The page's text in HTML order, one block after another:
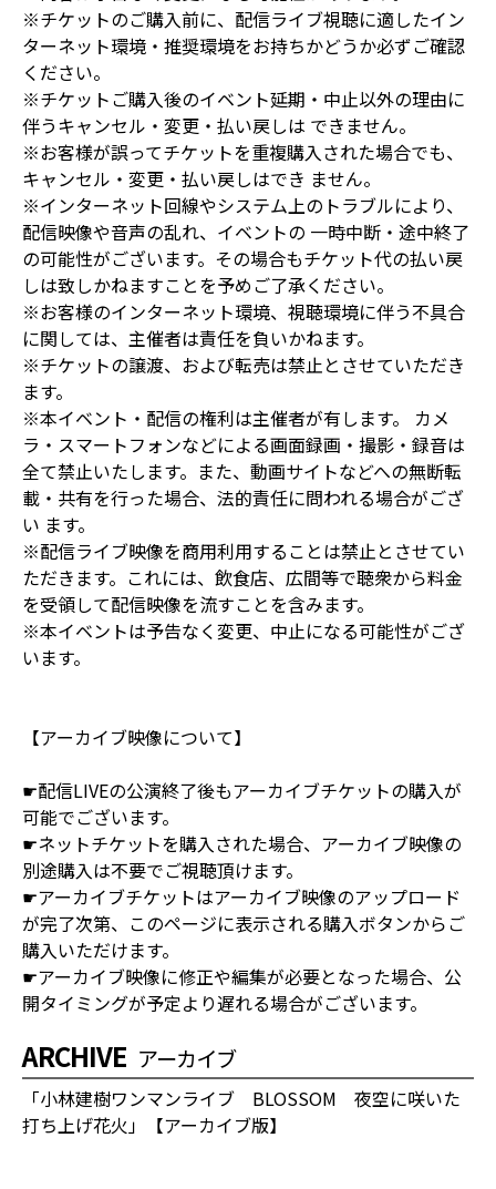
※チケットのご購入前に、配信ライブ視聴に適したイン
ターネット環境・推奨環境をお持ちかどうか必ずご確認
ください。
※チケットご購入後のイベント延期・中止以外の理由に
伴うキャンセル・変更・払い戻しは できません。
※お客様が誤ってチケットを重複購入された場合でも、
キャンセル・変更・払い戻しはでき ません。
※インターネット回線やシステム上のトラブルにより、
配信映像や音声の乱れ、イベントの 一時中断・途中終了
の可能性がございます。その場合もチケット代の払い戻
しは致しかねますことを予めご了承ください。
※お客様のインターネット環境、視聴環境に伴う不具合
に関しては、主催者は責任を負いかねます。
※チケットの譲渡、および転売は禁止とさせていただき
ます。
※本イベント・配信の権利は主催者が有します。 カメ
ラ・スマートフォンなどによる画面録画・撮影・録音は
全て禁止いたします。また、動画サイトなどへの無断転
載・共有を行った場合、法的責任に問われる場合がござ
い ます。
※配信ライブ映像を商用利用することは禁止とさせてい
ただきます。これには、飲食店、広間等で聴衆から料金
を受領して配信映像を流すことを含みます。
※本イベントは予告なく変更、中止になる可能性がござ
います。
【アーカイブ映像について】
☛配信LIVEの公演終了後もアーカイブチケットの購入が
可能でございます。
☛ネットチケットを購入された場合、アーカイブ映像の
別途購入は不要でご視聴頂けます。
☛アーカイブチケットはアーカイブ映像のアップロード
が完了次第、このページに表示される購入ボタンからご
購入いただけます。
☛アーカイブ映像に修正や編集が必要となった場合、公
開タイミングが予定より遅れる場合がございます。
ARCHIVE アーカイブ
「小林建樹ワンマンライブ BLOSSOM 夜空に咲いた
打ち上げ花火」【アーカイブ版】